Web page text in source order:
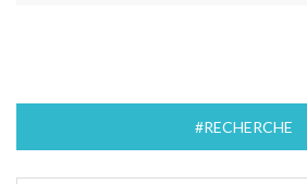
#RECHERCHE